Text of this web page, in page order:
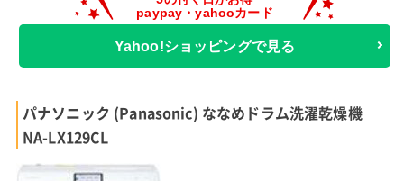
Yahoo!ショッピングで見る
パナソニック (Panasonic) ななめドラム洗濯乾燥機
NA-LX129CL